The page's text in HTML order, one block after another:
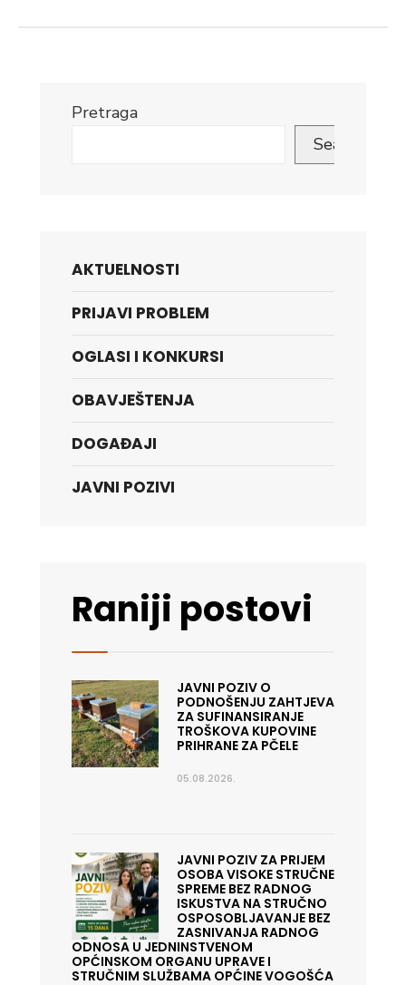
Pretraga
Search
AKTUELNOSTI
PRIJAVI PROBLEM
OGLASI I KONKURSI
OBAVJEŠTENJA
DOGAĐAJI
JAVNI POZIVI
Raniji postovi
JAVNI POZIV O
PODNOŠENJU ZAHTJEVA
ZA SUFINANSIRANJE
TROŠKOVA KUPOVINE
PRIHRANE ZA PČELE
05.08.2026.
JAVNI POZIV ZA PRIJEM
OSOBA VISOKE STRUČNE
SPREME BEZ RADNOG
ISKUSTVA NA STRUČNO
OSPOSOBLJAVANJE BEZ
ZASNIVANJA RADNOG
ODNOSA U JEDNINSTVENOM
OPĆINSKOM ORGANU UPRAVE I
STRUČNIM SLUŽBAMA OPĆINE VOGOŠĆA